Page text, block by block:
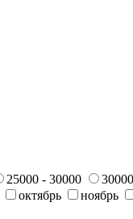
25000 - 30000
октябрь ноябрь